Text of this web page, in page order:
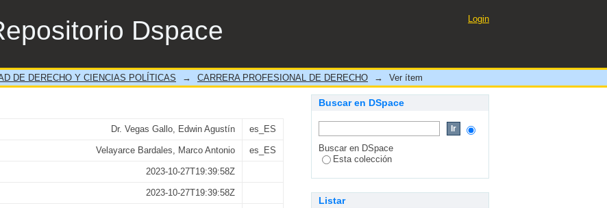
Dspace
las Consecuencias de su Pluriofensividad
Login
DE DERECHO Y CIENCIAS POLÍTICAS → CARRERA PROFESIONAL DE DERECHO → Ver ítem
Dr. Vegas Gallo, Edwin Agustín es_ES
Velayarce Bardales, Marco Antonio es_ES
2023-10-27T19:39:58Z
2023-10-27T19:39:58Z
Buscar en DSpace
Buscar en DSpace
Esta colección
Listar